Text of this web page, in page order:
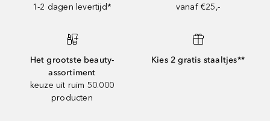
1-2 dagen levertijd*
vanaf €25,-
Het grootste beauty-
assortiment
keuze uit ruim 50.000
producten
Kies 2 gratis staaltjes**